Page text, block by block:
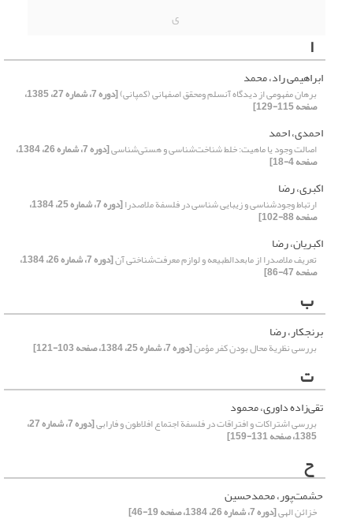
ی
ا
ابراهیمی راد، محمد
برهان مفهومی از دیدگاه آنسلم ومحقق اصفهانی (کمپانی) [دوره 7، شماره 27، 1385،
صفحه 115-129]
احمدی، احمد
اصالت وجود یا ماهیت: خلط شناخت‌شناسی و هستی‌شناسی [دوره 7، شماره 26، 1384،
صفحه 4-18]
اکبری، رضا
ارتباط وجودشناسی و زیبایی شناسی در فلسفة ملاصدرا [دوره 7، شماره 25، 1384،
صفحه 88-102]
اکبریان، رضا
تعریف ملاصدرا از مابعدالطبیعه و لوازم معرفت‌شناختی آن [دوره 7، شماره 26، 1384،
صفحه 47-86]
ب
برنجکار، ‌رضا
بررسی‌ نظریة‌ محال‌ بودن‌ کفر مؤمن[دوره 7، شماره 25، 1384، صفحه 103-121]
ت
تقی‌زاده داوری، محمود
بررسی اشتراکات و افتراقات در فلسفة‌ اجتماع افلاطون و فارابی [دوره 7، شماره 27،
1385، صفحه 131-159]
ح
حشمت‌پور، محمدحسین
خزائن الهی[دوره 7، شماره 26، 1384، صفحه 19-46]